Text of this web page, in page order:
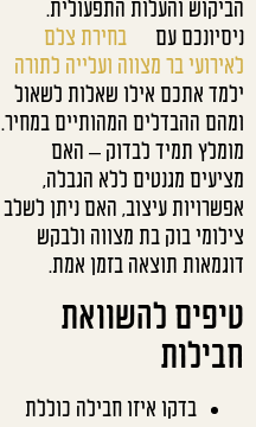
הביקוש והעלות התפעולית.
ניסיונכם עם
בחירת צלם
לאירועי בר מצווה ועלייה לתורה
ילמד אתכם אילו שאלות לשאול
ומהם ההבדלים המהותיים במחיר.
מומלץ תמיד לבדוק – האם
מציעים מגנטים ללא הגבלה,
אפשרויות עיצוב, האם ניתן לשלב
צילומי בוק בת מצווה ולבקש
דוגמאות תוצאה בזמן אמת.
טיפים להשוואת
חבילות
בדקו איזו חבילה כוללת